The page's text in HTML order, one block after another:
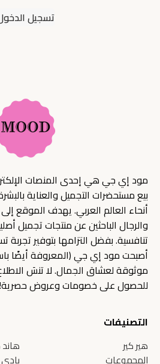
تسجيل
مود إي جي هي إحدى المنصات
بيع مستحضرات التجميل والعناية
أنحاء العالم العربي. يهدف الموقع إلى
والرجال الباحثين عن منتجات تجميل
تنافسية. بفضل التزامها بتوفير
أصبحت مود إي جي (المعروفة أيضًا
موثوقة لعشاق الجمال. لا تنسَ
للحصول على خصومات وعروض حصرية!
التصنيفات
هير كير
المجموعات